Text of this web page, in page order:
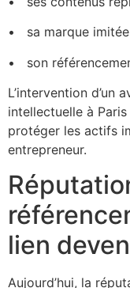
•⁠ ⁠ sa marque imitée
•⁠ ⁠son
L’intervention d’un
intellectuelle à
protéger les actifs
entrepreneur.
lien
Aujourd’hui, la